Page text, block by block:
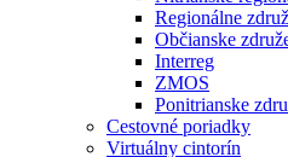
Regionálne
Občianske
Interreg
ZMOS
Ponitrianske
Cestovné poriadky
Virtuálny cintorín